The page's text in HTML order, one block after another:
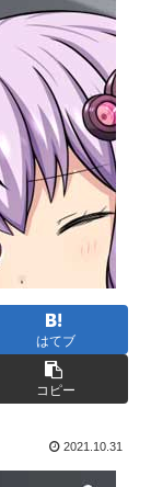
はてブ
コピー
2021.10.31